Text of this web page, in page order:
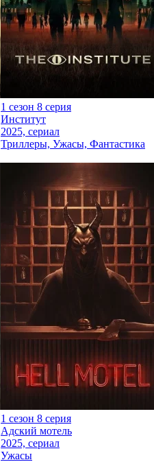
1 сезон 8 серия
Институт
2025, сериал
Триллеры, Ужасы, Фантастика
1 сезон 8 серия
Адский мотель
2025, сериал
Ужасы